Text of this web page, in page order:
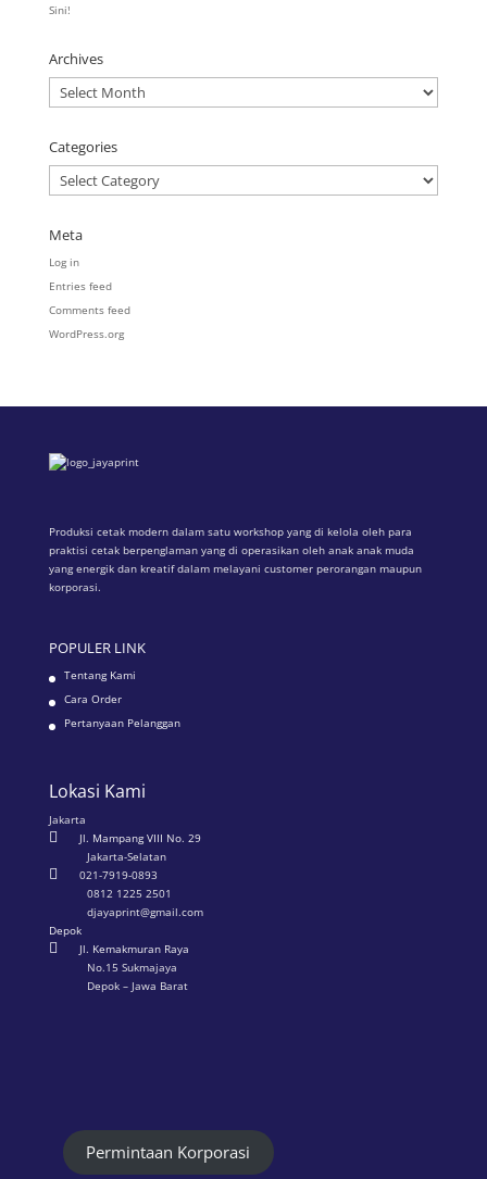
Sini!
Archives
Archives
Categories
Categories
Meta
Log in
Entries feed
Comments feed
WordPress.org
Produksi cetak modern dalam satu workshop yang di kelola oleh para
praktisi cetak berpenglaman yang di operasikan oleh anak anak muda
yang energik dan kreatif dalam melayani customer perorangan maupun
korporasi.
POPULER LINK
Tentang Kami
Cara Order
Pertanyaan Pelanggan
Lokasi Kami
Jakarta

Jl. Mampang VIII No. 29
Jakarta-Selatan

021-7919-0893
0812 1225 2501
djayaprint@gmail.com
Depok

Jl. Kemakmuran Raya
No.15 Sukmajaya
Depok – Jawa Barat
Permintaan Korporasi